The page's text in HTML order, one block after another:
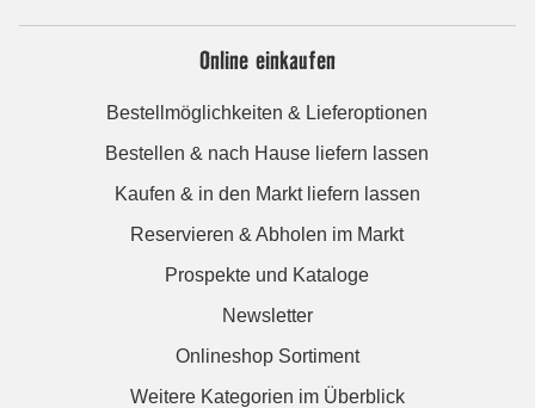
Online einkaufen
Bestellmöglichkeiten & Lieferoptionen
Bestellen & nach Hause liefern lassen
Kaufen & in den Markt liefern lassen
Reservieren & Abholen im Markt
Prospekte und Kataloge
Newsletter
Onlineshop Sortiment
Weitere Kategorien im Überblick